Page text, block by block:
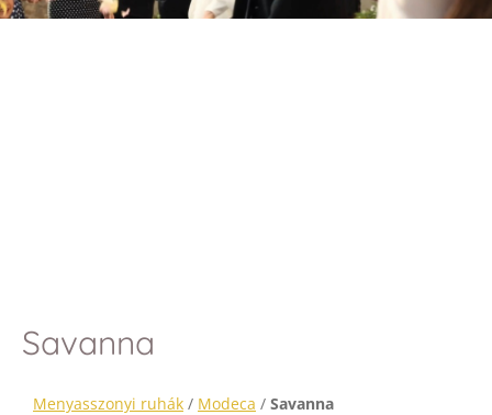
Savanna
Menyasszonyi ruhák / Modeca / Savanna